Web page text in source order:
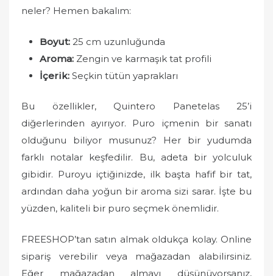
neler? Hemen bakalım:
Boyut: 25 cm uzunluğunda
Aroma: Zengin ve karmaşık tat profili
İçerik: Seçkin tütün yaprakları
Bu özellikler, Quintero Panetelas 25’i
diğerlerinden ayırıyor. Puro içmenin bir sanatı
olduğunu biliyor musunuz? Her bir yudumda
farklı notalar keşfedilir. Bu, adeta bir yolculuk
gibidir. Puroyu içtiğinizde, ilk başta hafif bir tat,
ardından daha yoğun bir aroma sizi sarar. İşte bu
yüzden, kaliteli bir puro seçmek önemlidir.
FREESHOP’tan satın almak oldukça kolay. Online
sipariş verebilir veya mağazadan alabilirsiniz.
Eğer mağazadan almayı düşünüyorsanız,